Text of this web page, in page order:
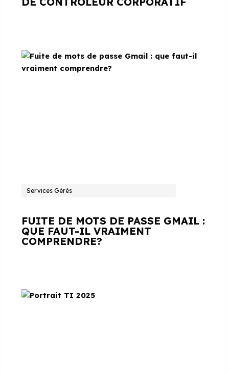
Services Gérés
FUITE DE MOTS DE PASSE GMAIL :
QUE FAUT-IL VRAIMENT
COMPRENDRE?